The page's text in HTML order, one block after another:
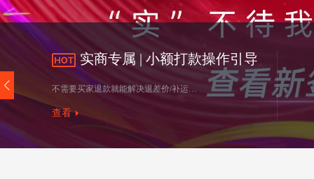
实商专属 | 小额打款操作引导
不需要买家退款就能解决退差价/补运费/体验补偿等问题！提升商家服务指标的同时提升买家的售后体验。大家期待已久的小额打款工具来喽~
查看
最新发布 | 实商品证关联再加码